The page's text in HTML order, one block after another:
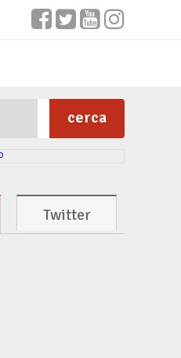
cerca
Twitter